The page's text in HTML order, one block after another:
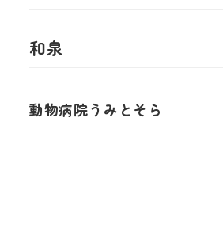
和泉
動物病院うみとそら